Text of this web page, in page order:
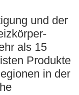
und der
als 15
Produkte
in der